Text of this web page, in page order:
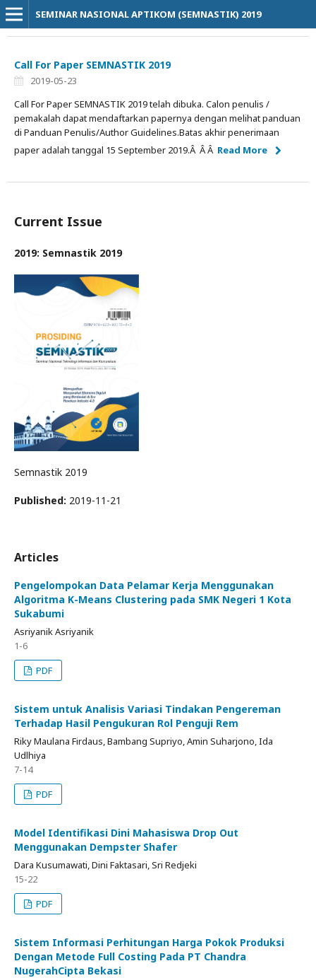
SEMINAR NASIONAL APTIKOM (SEMNASTIK) 2019
Call For Paper SEMNASTIK 2019
2019-05-23
Call For Paper SEMNASTIK 2019 telah dibuka. Calon penulis /
pemakalah dapat mendaftarkan papernya dengan melihat panduan
di Panduan Penulis/Author Guidelines.Batas akhir penerimaan
paper adalah tanggal 15 September 2019.Â Â Â Read More
Current Issue
2019: Semnastik 2019
Semnastik 2019
Published: 2019-11-21
Articles
Pengelompokan Data Pelamar Kerja Menggunakan
Algoritma K-Means Clustering pada SMK Negeri 1 Kota
Sukabumi
Asriyanik Asriyanik
1-6
PDF
Sistem untuk Analisis Variasi Tindakan Pengereman
Terhadap Hasil Pengukuran Rol Penguji Rem
Riky Maulana Firdaus, Bambang Supriyo, Amin Suharjono, Ida
Udlhiya
7-14
PDF
Model Identifikasi Dini Mahasiswa Drop Out
Menggunakan Dempster Shafer
Dara Kusumawati, Dini Faktasari, Sri Redjeki
15-22
PDF
Sistem Informasi Perhitungan Harga Pokok Produksi
Dengan Metode Full Costing Pada PT Chandra
NugerahCipta Bekasi